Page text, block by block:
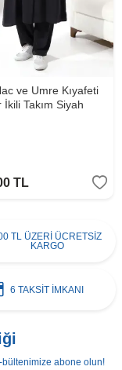
ve Umre Kıyafeti
İkili Takım Siyah
TL
TL ÜZERİ ÜCRETSİZ
KARGO
6 TAKSİT İMKANI
abone olun!